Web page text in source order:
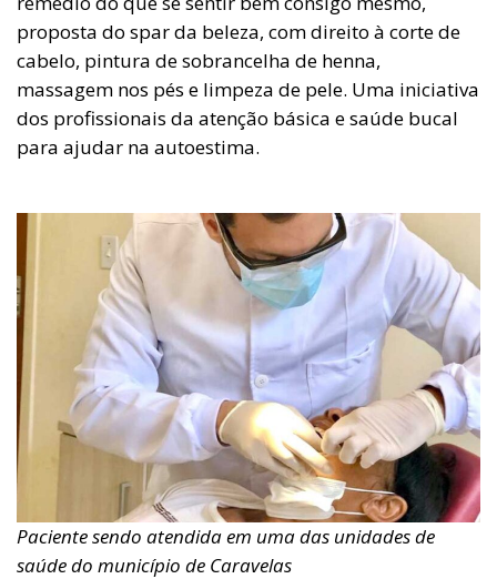
proposta do spar da beleza, com direito à corte de
cabelo, pintura de sobrancelha de henna,
massagem nos pés e limpeza de pele. Uma iniciativa
dos profissionais da atenção básica e saúde bucal
para ajudar na autoestima.
Paciente sendo atendida em uma das unidades de
saúde do município de Caravelas